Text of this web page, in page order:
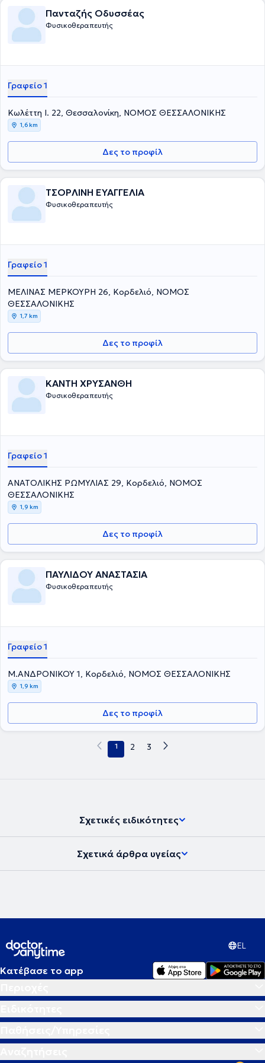
Πανταζής Οδυσσέας
Φυσικοθεραπευτής
Γραφείο 1
Κωλέττη Ι. 22, Θεσσαλονίκη, ΝΟΜΟΣ ΘΕΣΣΑΛΟΝΙΚΗΣ
1,6 km
Δες το προφίλ
ΤΣΟΡΛΙΝΗ ΕΥΑΓΓΕΛΙΑ
Φυσικοθεραπευτής
Γραφείο 1
ΜΕΛΙΝΑΣ ΜΕΡΚΟΥΡΗ 26, Κορδελιό, ΝΟΜΟΣ
ΘΕΣΣΑΛΟΝΙΚΗΣ
1,7 km
Δες το προφίλ
ΚΑΝΤΗ ΧΡΥΣΑΝΘΗ
Φυσικοθεραπευτής
Γραφείο 1
ΑΝΑΤΟΛΙΚΗΣ ΡΩΜΥΛΙΑΣ 29, Κορδελιό, ΝΟΜΟΣ
ΘΕΣΣΑΛΟΝΙΚΗΣ
1,9 km
Δες το προφίλ
ΠΑΥΛΙΔΟΥ ΑΝΑΣΤΑΣΙΑ
Φυσικοθεραπευτής
Γραφείο 1
Μ.ΑΝΔΡΟΝΙΚΟΥ 1, Κορδελιό, ΝΟΜΟΣ ΘΕΣΣΑΛΟΝΙΚΗΣ
1,9 km
Δες το προφίλ
1 2 3
Σχετικές ειδικότητες
Σχετικά άρθρα υγείας
EL
Κατέβασε το app